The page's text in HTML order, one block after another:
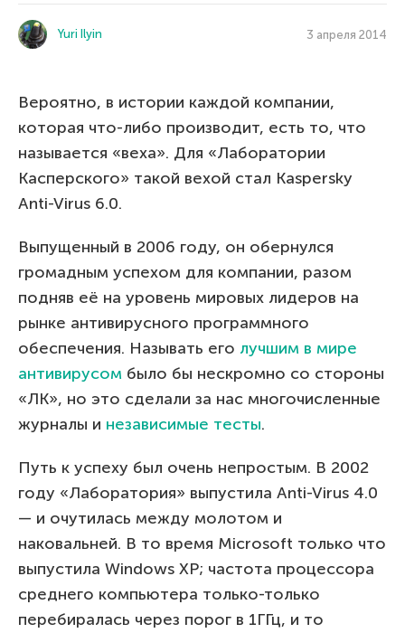
Yuri Ilyin 3 апреля 2014
Вероятно, в истории каждой компании,
которая что-либо производит, есть то, что
называется «веха». Для «Лаборатории
Касперского» такой вехой стал Kaspersky
Anti-Virus 6.0.
Выпущенный в 2006 году, он обернулся
громадным успехом для компании, разом
подняв её на уровень мировых лидеров на
рынке антивирусного программного
обеспечения. Называть его лучшим в мире
антивирусом было бы нескромно со стороны
«ЛК», но это сделали за нас многочисленные
журналы и независимые тесты.
Путь к успеху был очень непростым. В 2002
году «Лаборатория» выпустила Anti-Virus 4.0
— и очутилась между молотом и
наковальней. В то время Microsoft только что
выпустила Windows XP; частота процессора
среднего компьютера только-только
перебиралась через порог в 1ГГц, и то